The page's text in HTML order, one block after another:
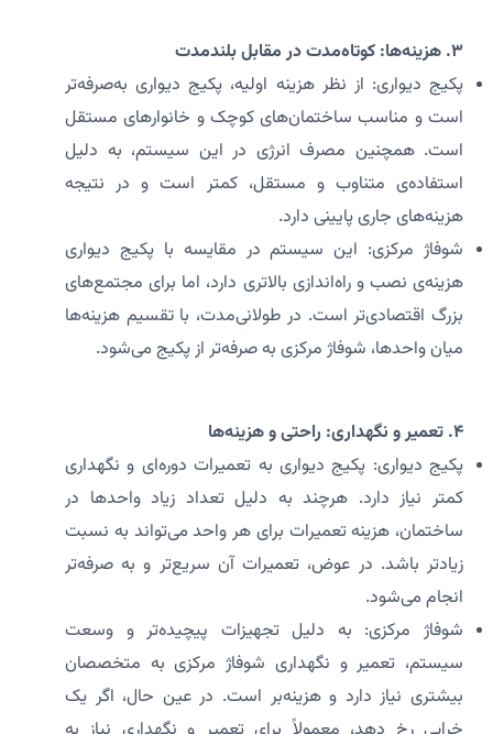
۳. هزینه‌ها: کوتاه‌مدت در مقابل بلندمدت
پکیج دیواری: از نظر هزینه اولیه، پکیج دیواری به‌صرفه‌تر
است و مناسب ساختمان‌های کوچک و خانوارهای مستقل
است. همچنین مصرف انرژی در این سیستم، به دلیل
استفاده‌ی متناوب و مستقل، کمتر است و در نتیجه
هزینه‌های جاری پایینی دارد.
شوفاژ مرکزی: این سیستم در مقایسه با پکیج دیواری
هزینه‌ی نصب و راه‌اندازی بالاتری دارد، اما برای مجتمع‌های
بزرگ اقتصادی‌تر است. در طولانی‌مدت، با تقسیم هزینه‌ها
میان واحدها، شوفاژ مرکزی به صرفه‌تر از پکیج می‌شود.
۴. تعمیر و نگهداری: راحتی و هزینه‌ها
پکیج دیواری: پکیج دیواری به تعمیرات دوره‌ای و نگهداری
کمتر نیاز دارد. هرچند به دلیل تعداد زیاد واحدها در
ساختمان، هزینه تعمیرات برای هر واحد می‌تواند به نسبت
زیادتر باشد. در عوض، تعمیرات آن سریع‌تر و به صرفه‌تر
انجام می‌شود.
شوفاژ مرکزی: به دلیل تجهیزات پیچیده‌تر و وسعت
سیستم، تعمیر و نگهداری شوفاژ مرکزی به متخصصان
بیشتری نیاز دارد و هزینه‌بر است. در عین حال، اگر یک